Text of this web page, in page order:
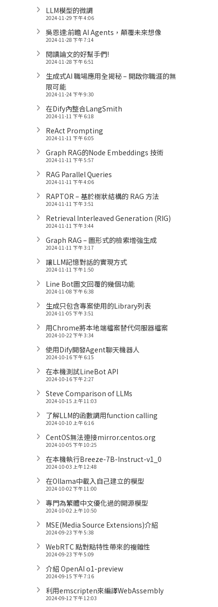
LLM模型的微調
2024-11-29 下午 4:06
吳恩達:前瞻 AI Agents，顛覆未來想像
2024-11-28 下午 7:14
閱讀論文的好幫手們!
2024-11-28 下午 6:51
生成式AI 職場應用全揭秘 – 開啟你職涯的無
限可能
2024-11-24 下午 9:30
在Dify內整合LangSmith
2024-11-11 下午 6:18
ReAct Prompting
2024-11-11 下午 6:05
Graph RAG的Node Embeddings 技術
2024-11-11 下午 5:57
RAG Parallel Queries
2024-11-11 下午 4:06
RAPTOR – 基於樹狀結構的 RAG 方法
2024-11-11 下午 3:51
Retrieval Interleaved Generation (RIG)
2024-11-11 下午 3:44
Graph RAG – 圖形式的檢索增強生成
2024-11-11 下午 3:17
讓LLM記憶對話的實現方式
2024-11-11 下午 1:50
Line Bot圖文回覆的幾個功能
2024-11-08 下午 6:38
生成只包含專案使用的Library列表
2024-11-05 下午 3:51
用Chrome將本地端檔案替代伺服器檔案
2024-10-22 下午 3:34
使用Dify開發Agent聊天機器人
2024-10-16 下午 6:15
在本機測試LineBot API
2024-10-16 下午 2:27
Steve Comparison of LLMs
2024-10-15 上午 11:03
了解LLM的函數調用function calling
2024-10-10 上午 6:16
CentOS無法連接mirror.centos.org
2024-10-05 下午 10:25
在本機執行Breeze-7B-Instruct-v1_0
2024-10-03 上午 12:48
在Ollama中載入自己建立的模型
2024-10-02 下午 11:00
專門為繁體中文優化過的開源模型
2024-10-02 上午 10:50
MSE(Media Source Extensions)介紹
2024-09-23 下午 5:38
WebRTC 點對點特性帶來的複雜性
2024-09-23 下午 5:09
介紹 OpenAI o1-preview
2024-09-15 下午 7:16
利用emscripten來編譯WebAssembly
2024-09-12 下午 12:03